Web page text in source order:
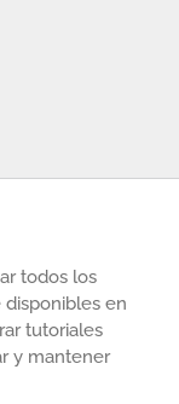
todos los
disponibles en
tutoriales
y mantener